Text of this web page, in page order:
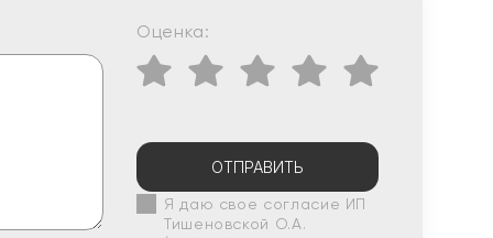
Оценка:
ОТПРАВИТЬ
Я даю свое согласие ИП
Тишеновской О.А.